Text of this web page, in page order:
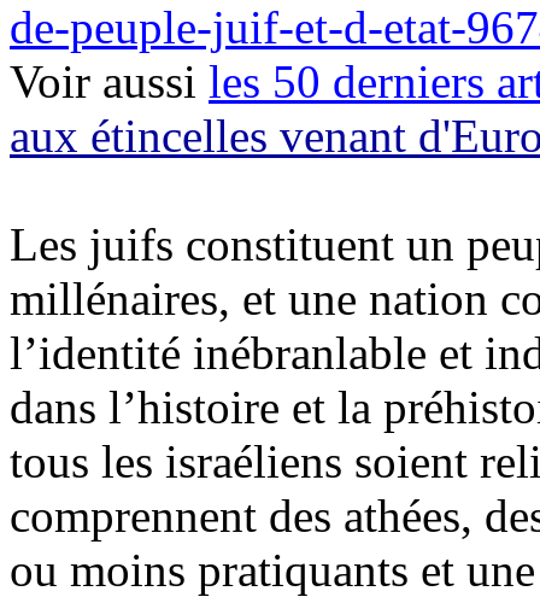
de-peuple-juif-et-d-etat-
Voir aussi les 50 derniers
aux étincelles venant
Les juifs constituent un
millénaires, et une nation
l’identité inébranlable et
dans l’histoire et la
tous les israéliens soient
comprennent des athées,
ou moins pratiquants et